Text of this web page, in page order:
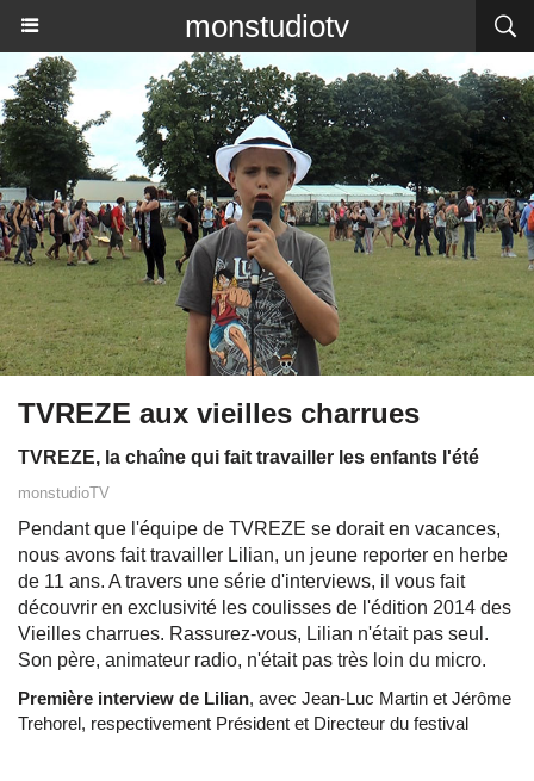
monstudiotv
TVREZE aux vieilles charrues
TVREZE, la chaîne qui fait travailler les enfants l'été
monstudioTV
Pendant que l'équipe de TVREZE se dorait en vacances,
nous avons fait travailler Lilian, un jeune reporter en herbe
de 11 ans. A travers une série d'interviews, il vous fait
découvrir en exclusivité les coulisses de l'édition 2014 des
Vieilles charrues. Rassurez-vous, Lilian n'était pas seul.
Son père, animateur radio, n'était pas très loin du micro.
Première interview de Lilian, avec Jean-Luc Martin et Jérôme
Trehorel, respectivement Président et Directeur du festival